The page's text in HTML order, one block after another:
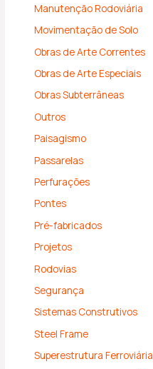
Manutenção Rodoviária
Movimentação de Solo
Obras de Arte Correntes
Obras de Arte Especiais
Obras Subterrâneas
Outros
Paisagismo
Passarelas
Perfurações
Pontes
Pré-fabricados
Projetos
Rodovias
Segurança
Sistemas Construtivos
Steel Frame
Superestrutura Ferroviária